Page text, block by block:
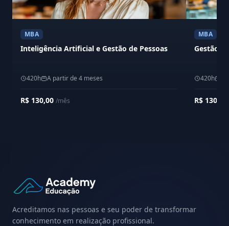
MBA
Inteligência Artificial e Gestão de Pessoas
420h A partir de 4 meses
R$ 130,00 /mês
MBA
Gestão
420h
R$ 130,00
Acreditamos nas pessoas e seu poder de transformar
conhecimento em realização profissional.